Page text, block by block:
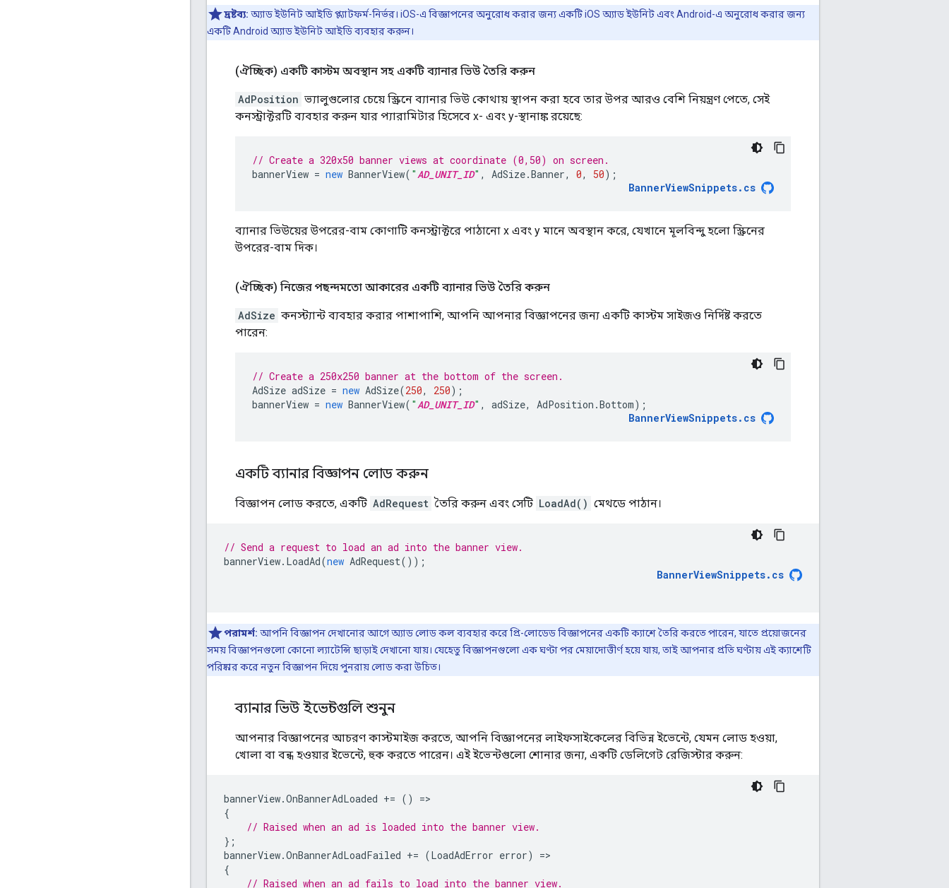
দ্রষ্টব্য: অ্যাড ইউনিট আইডি প্ল্যাটফর্ম-নির্ভর। iOS-এ বিজ্ঞাপনের অনুরোধ করার জন্য একটি iOS অ্যাড ইউনিট এবং Android-এ অনুরোধ করার জন্য
একটি Android অ্যাড ইউনিট আইডি ব্যবহার করুন।
(ঐচ্ছিক) একটি কাস্টম অবস্থান সহ একটি ব্যানার ভিউ তৈরি করুন
AdPosition ভ্যালুগুলোর চেয়ে স্ক্রিনে ব্যানার ভিউ কোথায় স্থাপন করা হবে তার উপর আরও বেশি নিয়ন্ত্রণ পেতে, সেই
কনস্ট্রাক্টরটি ব্যবহার করুন যার প্যারামিটার হিসেবে x- এবং y-স্থানাঙ্ক রয়েছে:
// Create a 320x50 banner views at coordinate (0,50) on screen.
bannerView = new BannerView( "AD_UNIT_ID" , AdSize.Banner, 0, 50);
BannerViewSnippets. cs
ব্যানার ভিউয়ের উপরের-বাম কোণাটি কনস্ট্রাক্টরে পাঠানো x এবং y মানে অবস্থান করে, যেখানে মূলবিন্দু হলো স্ক্রিনের
উপরের-বাম দিক।
(ঐচ্ছিক) নিজের পছন্দমতো আকারের একটি ব্যানার ভিউ তৈরি করুন
AdSize কনস্ট্যান্ট ব্যবহার করার পাশাপাশি, আপনি আপনার বিজ্ঞাপনের জন্য একটি কাস্টম সাইজও নির্দিষ্ট করতে
পারেন:
// Create a 250x250 banner at the bottom of the screen.
AdSize adSize = new AdSize(250, 250);
bannerView = new BannerView( "AD_UNIT_ID" , adSize, AdPosition .Bottom);
BannerViewSnippets. cs
একটি ব্যানার বিজ্ঞাপন লোড করুন
বিজ্ঞাপন লোড করতে, একটি AdRequest তৈরি করুন এবং সেটি LoadAd() মেথডে পাঠান।
// Send a request to load an ad into the banner view.
bannerView. LoadAd(new AdRequest());
BannerViewSnippets. cs
পরামর্শ: আপনি বিজ্ঞাপন দেখানোর আগে অ্যাড লোড কল ব্যবহার করে প্রি-লোডেড বিজ্ঞাপনের একটি ক্যাশে তৈরি করতে পারেন, যাতে প্রয়োজনের
সময় বিজ্ঞাপনগুলো কোনো ল্যাটেন্সি ছাড়াই দেখানো যায়। যেহেতু বিজ্ঞাপনগুলো এক ঘণ্টা পর মেয়াদোত্তীর্ণ হয়ে যায়, তাই আপনার প্রতি ঘণ্টায় এই ক্যাশেটি
পরিষ্কার করে নতুন বিজ্ঞাপন দিয়ে পুনরায় লোড করা উচিত।
ব্যানার ভিউ ইভেন্টগুলি শুনুন
আপনার বিজ্ঞাপনের আচরণ কাস্টমাইজ করতে, আপনি বিজ্ঞাপনের লাইফসাইকেলের বিভিন্ন ইভেন্টে, যেমন লোড হওয়া,
খোলা বা বন্ধ হওয়ার ইভেন্টে, হুক করতে পারেন। এই ইভেন্টগুলো শোনার জন্য, একটি ডেলিগেট রেজিস্টার করুন:
bannerView.OnBannerAdLoaded += () =
{
// Raised when an ad is loaded into the banner view.
};
bannerView.OnBannerAdLoadFailed += (LoadAdError error) =
{
// Raised when an ad fails to load into the banner view.